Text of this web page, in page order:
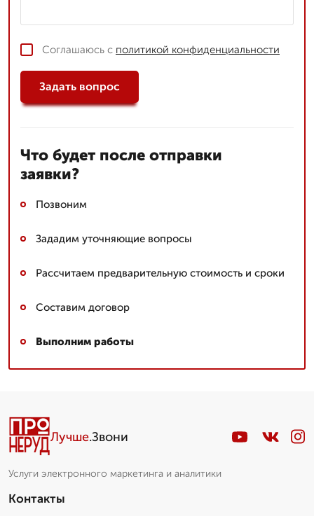
Соглашаюсь с политикой конфиденциальности
Задать вопрос
Что будет после отправки
заявки?
Позвоним
Зададим уточняющие вопросы
Рассчитаем предварительную стоимость и сроки
Составим договор
Выполним работы
Лучше.Звони
Услуги электронного маркетинга и аналитики
Контакты